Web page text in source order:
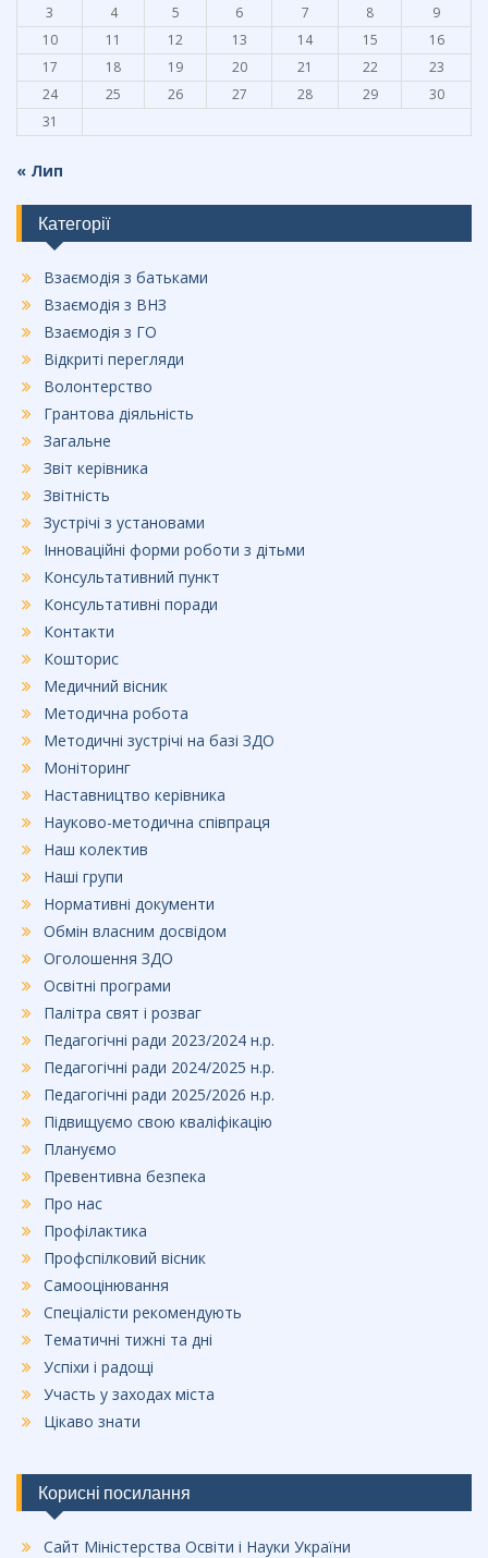
3 4 5 6 7 8
9
10
11 12 13 14 15
16
17
18 19 20 21 22
23
24
25 26 27 28 29
30
31
« Лип
Категорії
Взаємодія з батьками
Взаємодія з ВНЗ
Взаємодія з ГО
Відкриті перегляди
Волонтерство
Грантова діяльність
Загальне
Звіт керівника
Звітність
Зустрічі з установами
Інноваційні форми роботи з дітьми
Консультативний пункт
Консультативні поради
Контакти
Кошторис
Медичний вісник
Методична робота
Методичні зустрічі на базі ЗДО
Моніторинг
Наставництво керівника
Науково-методична співпраця
Наш колектив
Наші групи
Нормативні документи
Обмін власним досвідом
Оголошення ЗДО
Освітні програми
Палітра свят і розваг
Педагогічні ради 2023/2024 н.р.
Педагогічні ради 2024/2025 н.р.
Педагогічні ради 2025/2026 н.р.
Підвищуємо свою кваліфікацію
Плануємо
Превентивна безпека
Про нас
Профілактика
Профспілковий вісник
Самооцінювання
Спеціалісти рекомендують
Тематичні тижні та дні
Успіхи і радощі
Участь у заходах міста
Цікаво знати
Корисні посилання
Сайт Міністерства Освіти і Науки України